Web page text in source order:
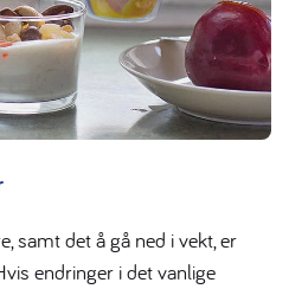
samt det å gå ned i vekt, er
endringer i det vanlige